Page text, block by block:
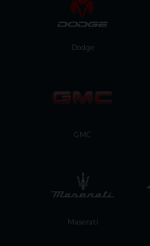
Maserati
Dodge
GMC